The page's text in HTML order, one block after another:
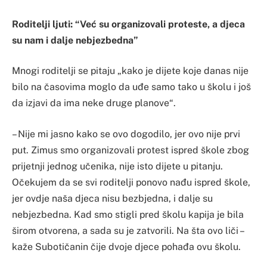
Roditelji ljuti: “Već su organizovali proteste, a djeca
su nam i dalje nebjezbedna”
Mnogi roditelji se pitaju „kako je dijete koje danas nije
bilo na časovima moglo da uđe samo tako u školu i još
da izjavi da ima neke druge planove“.
– Nije mi jasno kako se ovo dogodilo, jer ovo nije prvi
put. Zimus smo organizovali protest ispred škole zbog
prijetnji jednog učenika, nije isto dijete u pitanju.
Očekujem da se svi roditelji ponovo nađu ispred škole,
jer ovdje naša djeca nisu bezbjedna, i dalje su
nebjezbedna. Kad smo stigli pred školu kapija je bila
širom otvorena, a sada su je zatvorili. Na šta ovo liči –
kaže Subotičanin čije dvoje djece pohađa ovu školu.